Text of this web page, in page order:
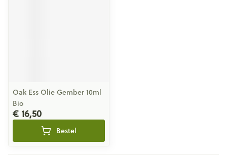
Oak Ess Olie Gember 10ml
Bio
€ 16,50
Bestel